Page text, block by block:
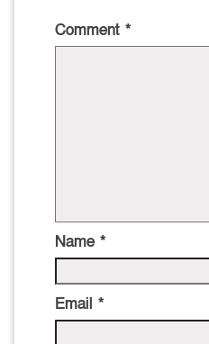
Comment *
Name *
Email *